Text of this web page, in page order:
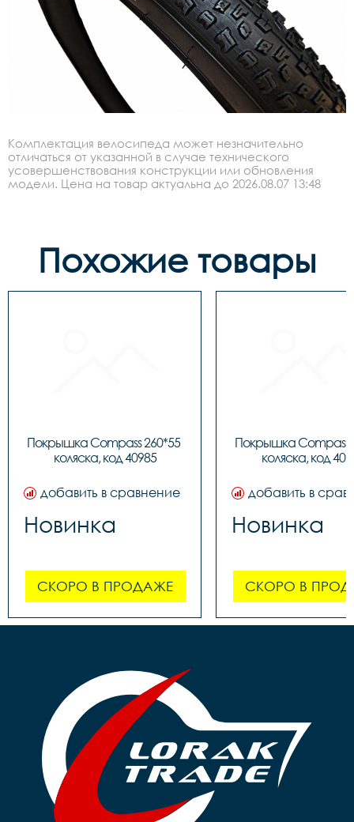
Комплектация велосипеда может незначительно
отличаться от указанной в случае технического
усовершенствования конструкции или обновления
модели. Цена на товар актуальна до 2026.08.07 13:48
Похожие товары
Покрышка Compass 260*55
коляска, код 40985
добавить в сравнение
Новинка
СКОРО В ПРОДАЖЕ
Покрышка Compass
коляска, код
добавить в
Новинка
СКОРО В